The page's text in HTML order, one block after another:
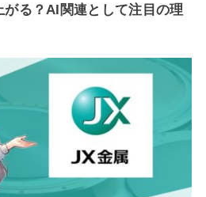
る？AI関連として注目の理